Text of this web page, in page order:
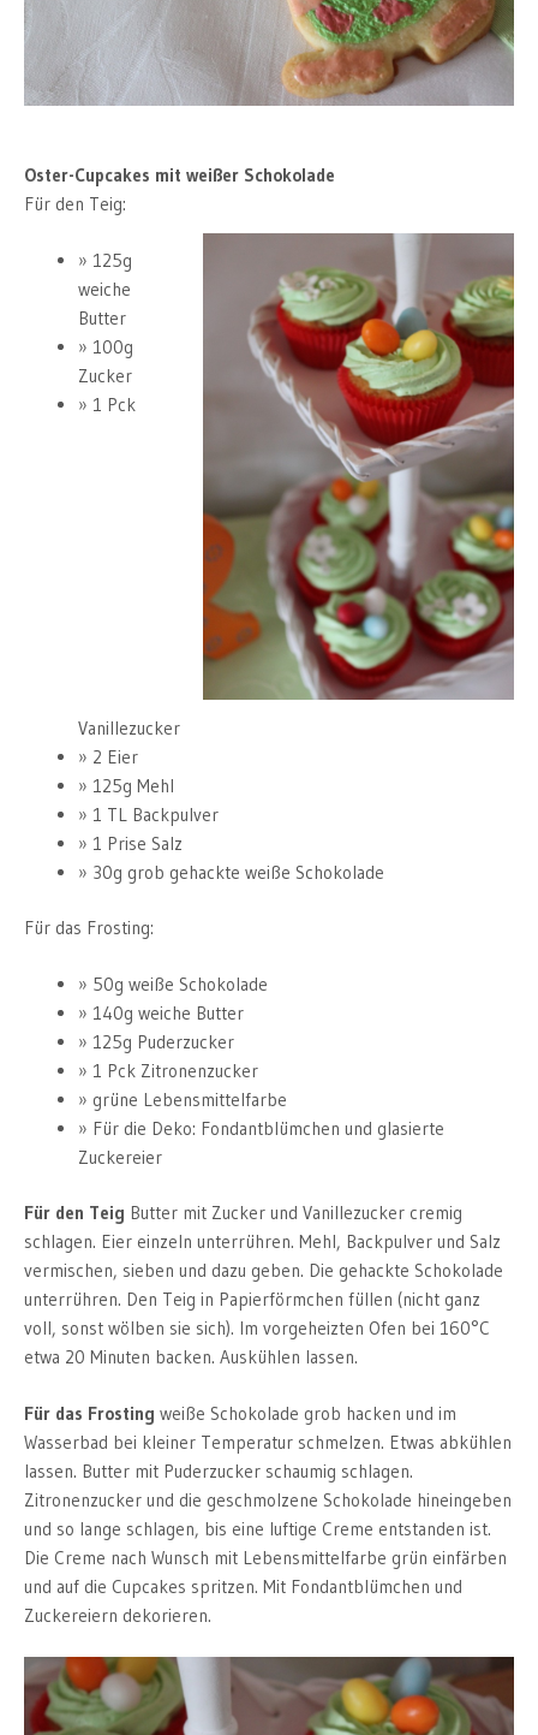
Oster-Cupcakes mit weißer Schokolade
Für den Teig:
125g
weiche
Butter
100g
Zucker
1 Pck
Vanillezucker
2 Eier
125g Mehl
1 TL Backpulver
1 Prise Salz
30g grob gehackte weiße Schokolade
Für das Frosting:
50g weiße Schokolade
140g weiche Butter
125g Puderzucker
1 Pck Zitronenzucker
grüne Lebensmittelfarbe
Für die Deko: Fondantblümchen und glasierte
Zuckereier
Für den Teig Butter mit Zucker und Vanillezucker cremig
schlagen. Eier einzeln unterrühren. Mehl, Backpulver und Salz
vermischen, sieben und dazu geben. Die gehackte Schokolade
unterrühren. Den Teig in Papierförmchen füllen (nicht ganz
voll, sonst wölben sie sich). Im vorgeheizten Ofen bei 160°C
etwa 20 Minuten backen. Auskühlen lassen.
Für das Frosting weiße Schokolade grob hacken und im
Wasserbad bei kleiner Temperatur schmelzen. Etwas abkühlen
lassen. Butter mit Puderzucker schaumig schlagen.
Zitronenzucker und die geschmolzene Schokolade hineingeben
und so lange schlagen, bis eine luftige Creme entstanden ist.
Die Creme nach Wunsch mit Lebensmittelfarbe grün einfärben
und auf die Cupcakes spritzen. Mit Fondantblümchen und
Zuckereiern dekorieren.